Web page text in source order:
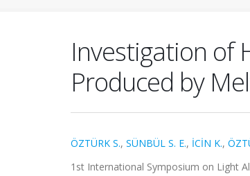
Investigation of
Produced by
ÖZTÜRK S., SÜNBÜL S. E., İCİN K.,
1st International Symposium on Light